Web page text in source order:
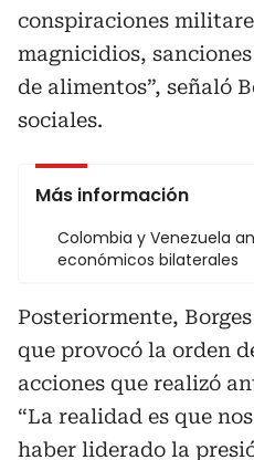
conspiraciones
magnicidios,
de alimentos”, señaló
sociales.
Más información
Colombia y Venezuela
económicos bilaterales
Posteriormente,
que provocó la orden
acciones que realizó
“La realidad es que
haber liderado la